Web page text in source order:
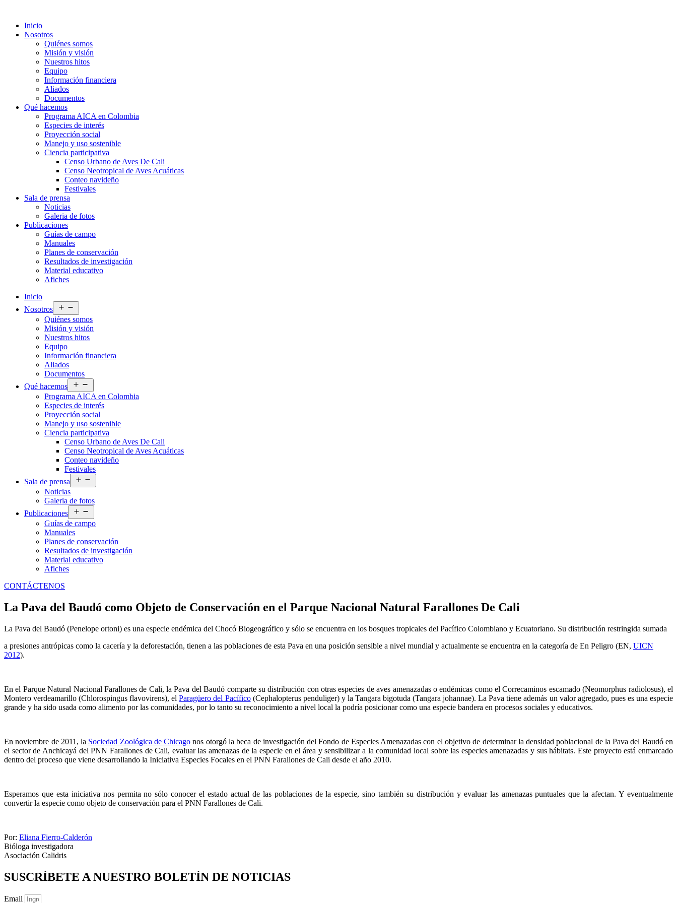
Inicio
Nosotros
Quiénes somos
Misión y visión
Nuestros hitos
Equipo
Información financiera
Aliados
Documentos
Qué hacemos
Programa AICA en Colombia
Especies de interés
Proyección social
Manejo y uso sostenible
Ciencia participativa
Censo Urbano de Aves De Cali
Censo Neotropical de Aves Acuáticas
Conteo navideño
Festivales
Sala de prensa
Noticias
Galeria de fotos
Publicaciones
Guías de campo
Manuales
Planes de conservación
Resultados de investigación
Material educativo
Afiches
Inicio
Nosotros
el
menú
Quiénes somos
Misión y visión
Nuestros hitos
Equipo
Información financiera
Aliados
Documentos
Qué hacemos
el
menú
Programa AICA en Colombia
Especies de interés
Proyección social
Manejo y uso sostenible
Ciencia participativa
Censo Urbano de Aves De Cali
Censo Neotropical de Aves Acuáticas
Conteo navideño
Festivales
Sala de prensa
el
Noticias
Galeria de fotos
Publicaciones
el
menú
Guías de campo
Manuales
Planes de conservación
Resultados de investigación
Material educativo
Afiches
CONTÁCTENOS
La Pava del Baudó como Objeto de Conservación en el Parque Nacional Natural Farallones De Cali
La Pava del Baudó (Penelope ortoni) es una especie endémica del Chocó Biogeográfico y sólo se encuentra en los bosques tropicales del Pacífico Colombiano y Ecuatoriano. Su distribución restringida sumada
a presiones antrópicas como la cacería y la deforestación, tienen a las poblaciones de esta Pava en una posición sensible a nivel mundial y actualmente se encuentra en la categoría de En Peligro (EN, UICN
2012).
En el Parque Natural Nacional Farallones de Cali, la Pava del Baudó comparte su distribución con otras especies de aves amenazadas o endémicas como el Correcaminos escamado (Neomorphus radiolosus), el
Montero verdeamarillo (Chlorospingus flavovirens), elParagüero del Pacífico(Cephalopterus penduliger) y la Tangara bigotuda (Tangara johannae). La Pava tiene además un valor agregado, pues es una especie
grande y ha sido usada como alimento por las comunidades, por lo tanto su reconocimiento a nivel local la podría posicionar como una especie bandera en procesos sociales y educativos.
En noviembre de 2011, la Sociedad Zoológica de Chicago nos otorgó la beca de investigación del Fondo de Especies Amenazadas con el objetivo de determinar la densidad poblacional de la Pava del Baudó en
el sector de Anchicayá del PNN Farallones de Cali, evaluar las amenazas de la especie en el área y sensibilizar a la comunidad local sobre las especies amenazadas y sus hábitats. Este proyecto está enmarcado
dentro del proceso que viene desarrollando la Iniciativa Especies Focales en el PNN Farallones de Cali desde el año 2010.
Esperamos que esta iniciativa nos permita no sólo conocer el estado actual de las poblaciones de la especie, sino también su distribución y evaluar las amenazas puntuales que la afectan. Y eventualmente
convertir la especie como objeto de conservación para el PNN Farallones de Cali.
Por: Eliana Fierro-Calderón
Bióloga investigadora
Asociación Calidris
SUSCRÍBETE A NUESTRO BOLETÍN DE NOTICIAS
Email